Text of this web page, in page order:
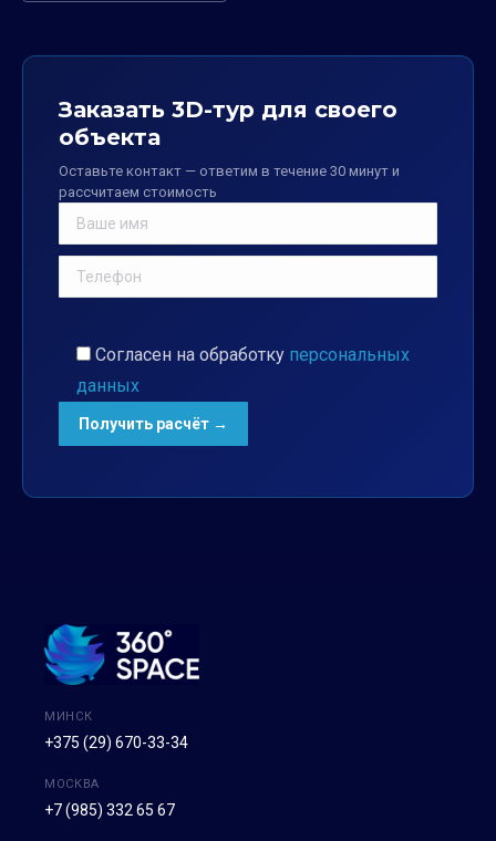
Заказать 3D-тур для своего
объекта
Оставьте контакт — ответим в течение 30 минут и
рассчитаем стоимость
Согласен на обработку персональных
данных
МИНСК
+375 (29) 670-33-34
МОСКВА
+7 (985) 332 65 67